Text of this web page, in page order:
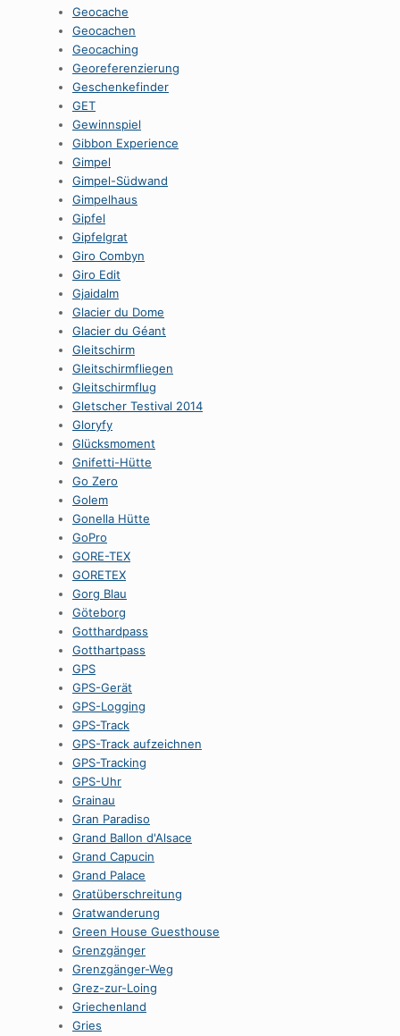
Geocache
Geocachen
Geocaching
Georeferenzierung
Geschenkefinder
GET
Gewinnspiel
Gibbon Experience
Gimpel
Gimpel-Südwand
Gimpelhaus
Gipfel
Gipfelgrat
Giro Combyn
Giro Edit
Gjaidalm
Glacier du Dome
Glacier du Géant
Gleitschirm
Gleitschirmfliegen
Gleitschirmflug
Gletscher Testival 2014
Gloryfy
Glücksmoment
Gnifetti-Hütte
Go Zero
Golem
Gonella Hütte
GoPro
GORE-TEX
GORETEX
Gorg Blau
Göteborg
Gotthardpass
Gotthartpass
GPS
GPS-Gerät
GPS-Logging
GPS-Track
GPS-Track aufzeichnen
GPS-Tracking
GPS-Uhr
Grainau
Gran Paradiso
Grand Ballon d'Alsace
Grand Capucin
Grand Palace
Gratüberschreitung
Gratwanderung
Green House Guesthouse
Grenzgänger
Grenzgänger-Weg
Grez-zur-Loing
Griechenland
Gries